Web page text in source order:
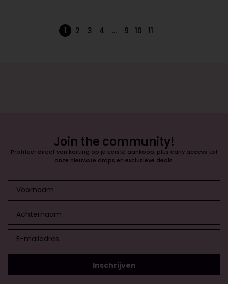
1 2 3 4 … 9 10 11 →
Join the community!
Profiteer direct van korting op je eerste aankoop, plus early access tot
onze nieuwste drops en exclusieve deals.